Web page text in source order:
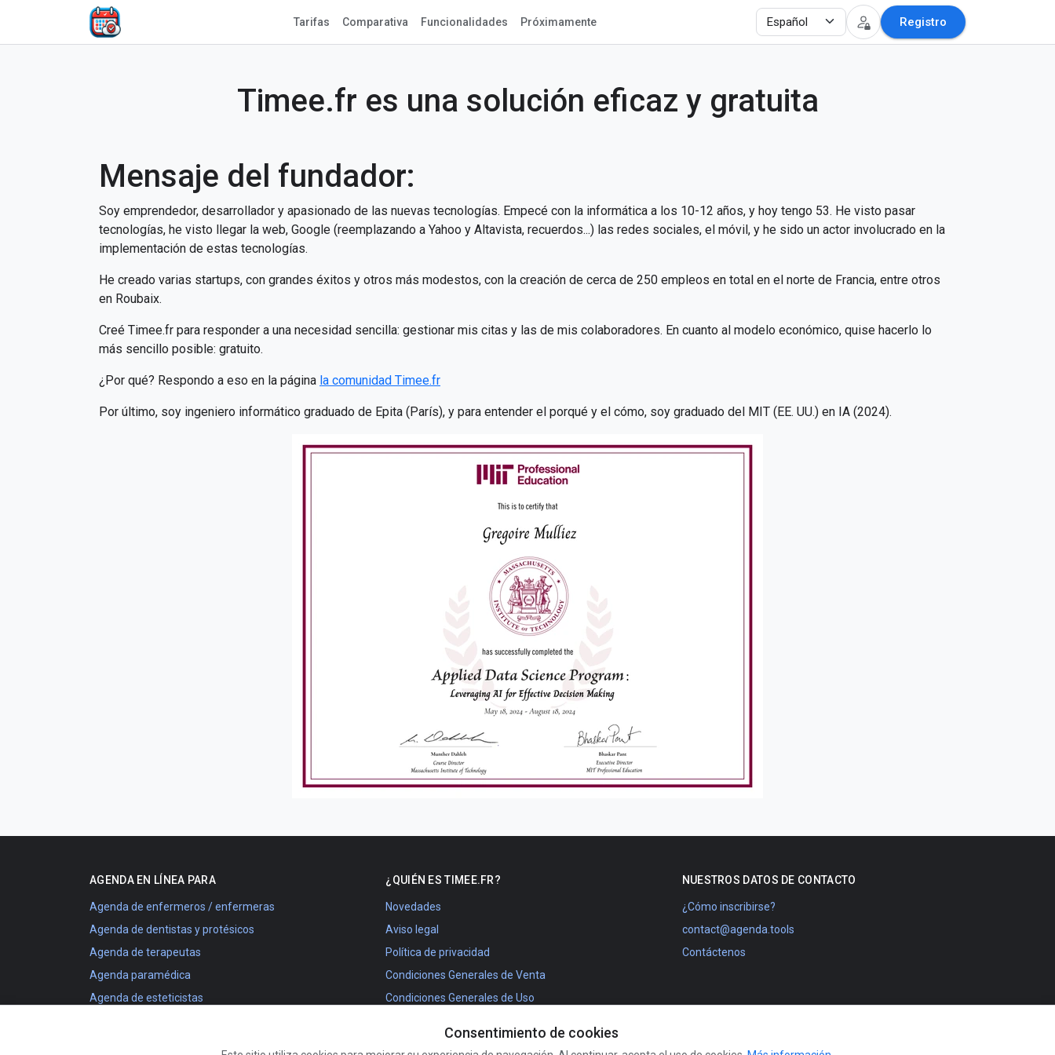
Consentimiento de cookies
Tarifas Comparativa Funcionalidades Próximamente Registro
Timee.fr es una solución eficaz y gratuita
Mensaje del fundador:
Soy emprendedor, desarrollador y apasionado de las nuevas tecnologías. Empecé con la informática a los 10-12 años, y hoy tengo 53. He visto pasar
tecnologías, he visto llegar la web, Google (reemplazando a Yahoo y Altavista, recuerdos...) las redes sociales, el móvil, y he sido un actor involucrado en la
implementación de estas tecnologías.
He creado varias startups, con grandes éxitos y otros más modestos, con la creación de cerca de 250 empleos en total en el norte de Francia, entre otros
en Roubaix.
Creé Timee.fr para responder a una necesidad sencilla: gestionar mis citas y las de mis colaboradores. En cuanto al modelo económico, quise hacerlo lo
más sencillo posible: gratuito.
¿Por qué? Respondo a eso en la página la comunidad Timee.fr
Por último, soy ingeniero informático graduado de Epita (París), y para entender el porqué y el cómo, soy graduado del MIT (EE. UU.) en IA (2024).
AGENDA EN LÍNEA PARA
Agenda de enfermeros / enfermeras
Agenda de dentistas y protésicos
Agenda de terapeutas
Agenda paramédica
Agenda de esteticistas
¿QUIÉN ES TIMEE.FR?
Novedades
Aviso legal
Política de privacidad
Condiciones Generales de Venta
Condiciones Generales de Uso
NUESTROS DATOS DE CONTACTO
¿Cómo inscribirse?
contact@agenda.tools
Contáctenos